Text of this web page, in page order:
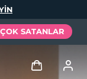
ÇOK SATANLAR